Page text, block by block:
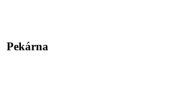
Pekárna